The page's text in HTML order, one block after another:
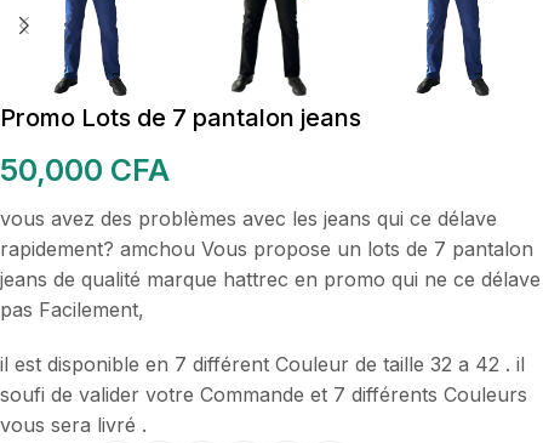
Promo Lots de 7 pantalon jeans
50,000 CFA
vous avez des problèmes avec les jeans qui ce délave
rapidement? amchou Vous propose un lots de 7 pantalon
jeans de qualité marque hattrec en promo qui ne ce délave
pas Facilement,
il est disponible en 7 différent Couleur de taille 32 a 42 . il
soufi de valider votre Commande et 7 différents Couleurs
vous sera livré .